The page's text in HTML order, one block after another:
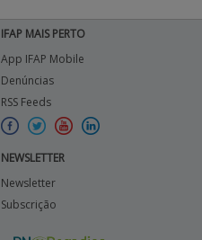
IFAP MAIS PERTO
App IFAP Mobile
Denúncias
RSS Feeds
NEWSLETTER
Newsletter
Subscrição